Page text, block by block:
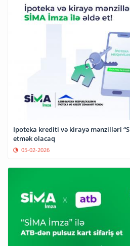
Ipoteka krediti və kirayə mənzilləri
etmək olacaq
05-02-2026